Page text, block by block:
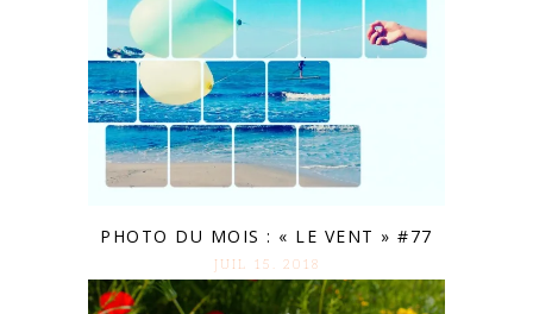
PHOTO DU MOIS : « LE VENT » #77
JUIL 15. 2018